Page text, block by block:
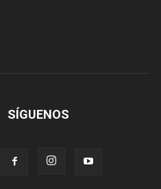
SÍGUENOS